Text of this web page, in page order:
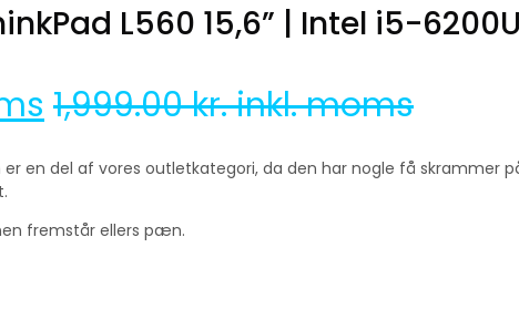
L560 15,6” | Intel i5-
1,999.00kr. inkl. moms
er en del af vores outletkategori, da den har nogle få
fremstår ellers pæn.